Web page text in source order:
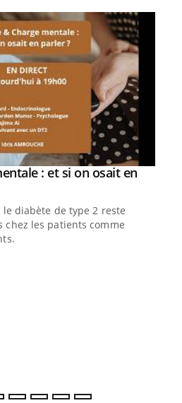
: et si on osait en
diabète de type 2 reste
chez les patients comme